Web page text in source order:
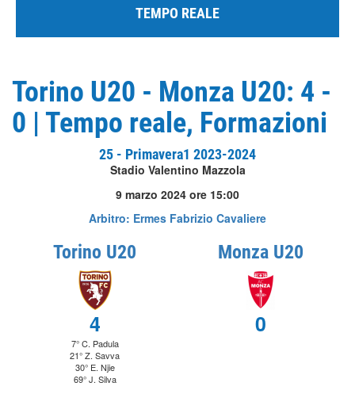
TEMPO REALE
Torino U20 - Monza U20: 4 -
0 | Tempo reale, Formazioni
25 - Primavera1 2023-2024
Stadio Valentino Mazzola
9 marzo 2024 ore 15:00
Arbitro: Ermes Fabrizio Cavaliere
Torino U20
4
7° C. Padula
21° Z. Savva
30° E. Njie
69° J. Silva
Monza U20
0